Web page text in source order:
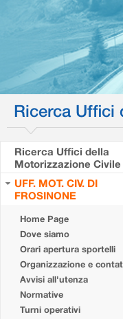
Ricerca Uffici
Ricerca Uffici della
Motorizzazione Civile
UFF. MOT. CIV. DI
FROSINONE
Home Page
Dove siamo
Orari apertura sportelli
Organizzazione e
Avvisi all'utenza
Normative
Turni operativi